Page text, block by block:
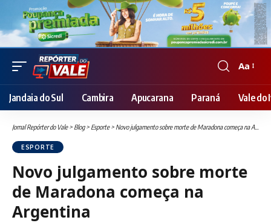
Font
Resizer
Aa
Jandaia do Sul Cambira Apucarana Paraná Vale do
Jornal Repórter do Vale> Blog> Esporte> Novo julgamento sobre morte de Maradona começa na Argentina
ESPORTE
Novo julgamento sobre morte
de Maradona começa na
Argentina